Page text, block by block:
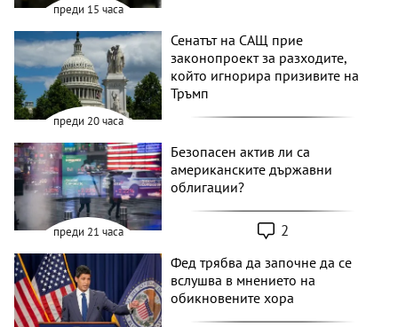
преди 15 часа
преди 20 часа
Сенатът на САЩ прие
законопроект за разходите,
който игнорира призивите на
Тръмп
преди 21 часа
Безопасен актив ли са
американските държавни
облигации?
2
Фед трябва да започне да се
вслушва в мнението на
обикновените хора